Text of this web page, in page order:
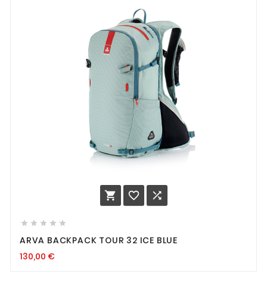
  
    
ARVA BACKPACK TOUR 32 ICE BLUE
130,00 €